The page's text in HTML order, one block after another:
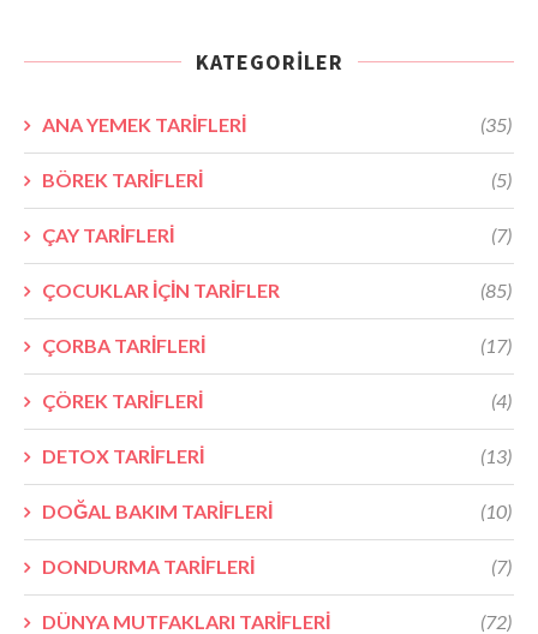
KATEGORILER
ANA YEMEK TARİFLERİ (35)
BÖREK TARİFLERİ (5)
ÇAY TARİFLERİ (7)
ÇOCUKLAR İÇİN TARİFLER (85)
ÇORBA TARİFLERİ (17)
ÇÖREK TARİFLERİ (4)
DETOX TARİFLERİ (13)
DOĞAL BAKIM TARİFLERİ (10)
DONDURMA TARİFLERİ (7)
DÜNYA MUTFAKLARI TARİFLERİ (72)